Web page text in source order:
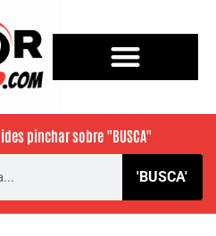
pinchar sobre "BUSCA"
'BUSCA'